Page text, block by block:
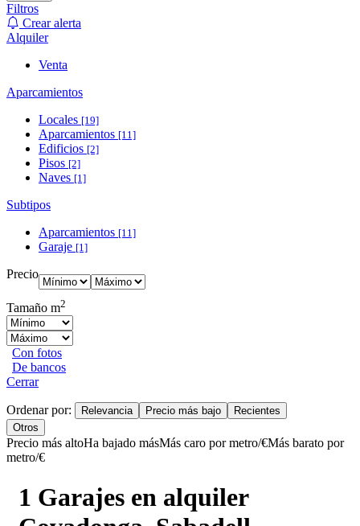
Filtros
Crear alerta
Alquiler
Venta
Aparcamientos
Locales [19]
Aparcamientos [11]
Edificios [2]
Pisos [2]
Naves [1]
Subtipos
Aparcamientos [11]
Garaje [1]
Precio
Tamaño m2
Con fotos
De bancos
Cerrar
Ordenar por: Relevancia Precio más bajo
Recientes
Otros
Precio más altoHa bajado másMás caro por metro/€Más barato por
metro/€
1 Garajes en alquiler